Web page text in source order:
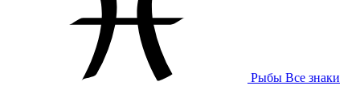
Рыбы Все знаки